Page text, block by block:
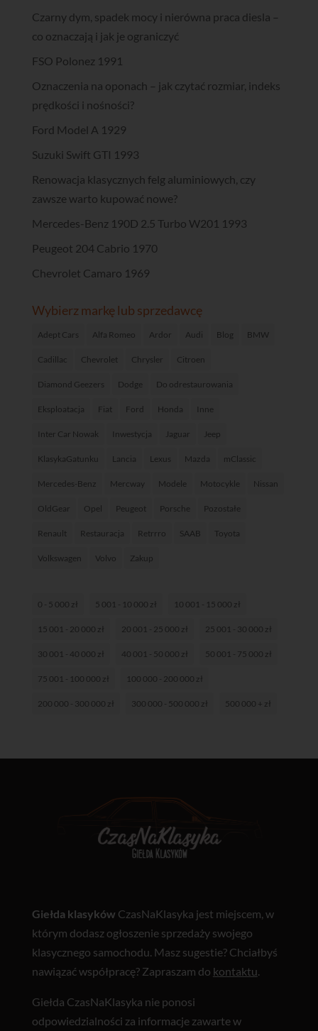
Czarny dym, spadek mocy i nierówna praca diesla –
co oznaczają i jak je ograniczyć
FSO Polonez 1991
Oznaczenia na oponach – jak czytać rozmiar, indeks
prędkości i nośności?
Ford Model A 1929
Suzuki Swift GTI 1993
Renowacja klasycznych felg aluminiowych, czy
zawsze warto kupować nowe?
Mercedes-Benz 190D 2.5 Turbo W201 1993
Peugeot 204 Cabrio 1970
Chevrolet Camaro 1969
Wybierz markę lub sprzedawcę
Adept Cars Alfa Romeo Ardor Audi Blog BMW
Cadillac Chevrolet Chrysler Citroen
Diamond Geezers Dodge Do odrestaurowania
Eksploatacja Fiat Ford Honda Inne
Inter Car Nowak Inwestycja Jaguar Jeep
KlasykaGatunku Lancia Lexus Mazda mClassic
Mercedes-Benz Mercway Modele Motocykle Nissan
OldGear Opel Peugeot Porsche Pozostałe
Renault Restauracja Retrrro SAAB Toyota
Volkswagen Volvo Zakup
0 - 5 000 zł 5 001 - 10 000 zł 10 001 - 15 000 zł
15 001 - 20 000 zł 20 001 - 25 000 zł 25 001 - 30 000 zł
30 001 - 40 000 zł 40 001 - 50 000 zł 50 001 - 75 000 zł
75 001 - 100 000 zł 100 000 - 200 000 zł
200 000 - 300 000 zł 300 000 - 500 000 zł 500 000 + zł
Giełda klasyków CzasNaKlasyka jest miejscem, w
którym dodasz ogłoszenie sprzedaży swojego
klasycznego samochodu. Masz sugestie? Chciałbyś
nawiązać współpracę? Zapraszam do kontaktu.
Giełda CzasNaKlasyka nie ponosi
odpowiedzialności za informacje zawarte w